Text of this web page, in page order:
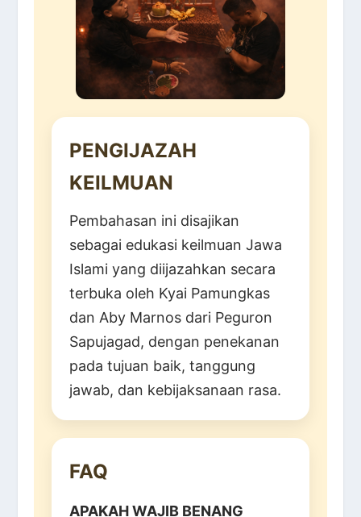
PENGIJAZAH
KEILMUAN
Pembahasan ini disajikan
sebagai edukasi keilmuan Jawa
Islami yang diijazahkan secara
terbuka oleh Kyai Pamungkas
dan Aby Marnos dari Peguron
Sapujagad, dengan penekanan
pada tujuan baik, tanggung
jawab, dan kebijaksanaan rasa.
FAQ
APAKAH WAJIB BENANG